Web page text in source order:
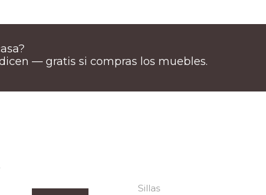
— gratis si compras los muebles.
Sillas